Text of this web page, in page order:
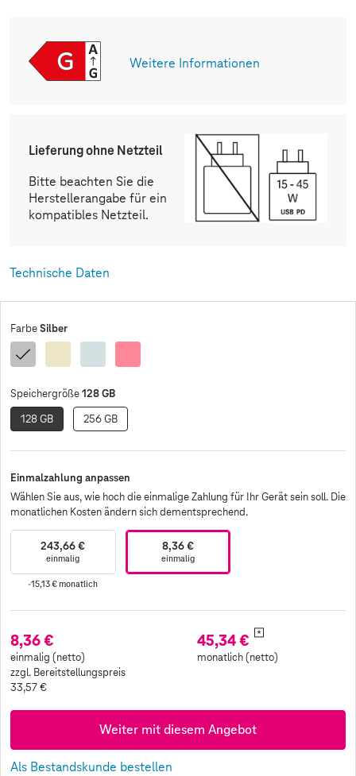
Weitere Informationen
Lieferung ohne Netzteil
Bitte beachten Sie die
Herstellerangabe für ein
kompatibles Netzteil.
Technische Daten
Farbe Silber
Blau Pink
Speichergröße 128 GB
128 GB 256 GB
Einmalzahlung anpassen
Wählen Sie aus, wie hoch die einmalige Zahlung für Ihr Gerät sein soll. Die
monatlichen Kosten ändern sich dementsprechend.
243,66 €
einmalig
-15,13 €monatlich
8,36 €
einmalig
8,36 €
einmalig (netto)
zzgl. Bereitstellungspreis
33,57 €
45,34 € *
monatlich (netto)
Weiter mit diesem Angebot
Als Bestandskunde bestellen